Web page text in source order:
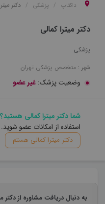
داکتاپ پزشکی دکتر
دکتر میترا کمالی
پزشکی
شهر : متخصص پزشکی تهران
وضعیت پزشک: غیر عضو
شما دکتر میترا کمالی هستید؟
استفاده از امکانات عضو شوید.
دکتر میترا کمالی هستم
به دنبال دریافت مشاوره از دکتر